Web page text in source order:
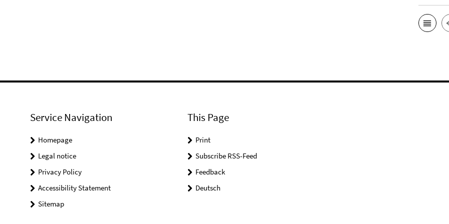
Service Navigation
Homepage
Legal notice
Privacy Policy
Accessibility Statement
Sitemap
This Page
Print
Subscribe RSS-Feed
Feedback
Deutsch